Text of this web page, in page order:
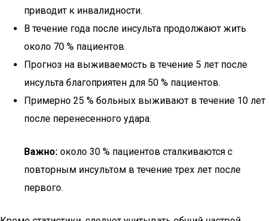
приводит к инвалидности.
В течение года после инсульта продолжают жить
около 70 % пациентов.
Прогноз на выживаемость в течение 5 лет после
инсульта благоприятен для 50 % пациентов.
Примерно 25 % больных выживают в течение 10 лет
после перенесенного удара.
Важно: около 30 % пациентов сталкиваются с
повторным инсультом в течение трех лет после
первого.